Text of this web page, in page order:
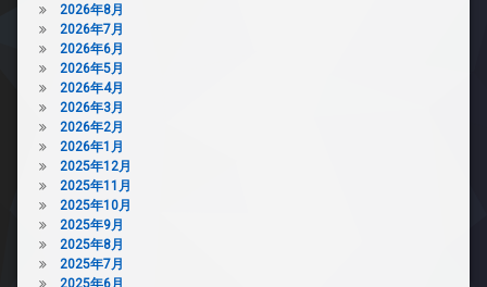
2026年8月
2026年7月
2026年6月
2026年5月
2026年4月
2026年3月
2026年2月
2026年1月
2025年12月
2025年11月
2025年10月
2025年9月
2025年8月
2025年7月
2025年6月